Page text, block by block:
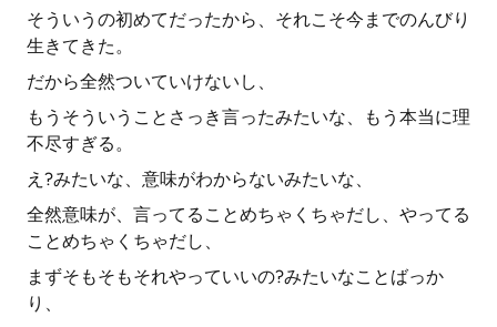
そういうの初めてだったから、それこそ今までのんびり
生きてきた。
だから全然ついていけないし、
もうそういうことさっき言ったみたいな、もう本当に理
不尽すぎる。
え?みたいな、意味がわからないみたいな、
全然意味が、言ってることめちゃくちゃだし、やってる
ことめちゃくちゃだし、
まずそもそもそれやっていいの?みたいなことばっか
り、